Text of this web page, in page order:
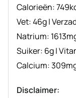
Calorieën:749
Vet:46g|
Natrium: 1613
Suiker: 6g|
Calcium:309
Disclaimer: